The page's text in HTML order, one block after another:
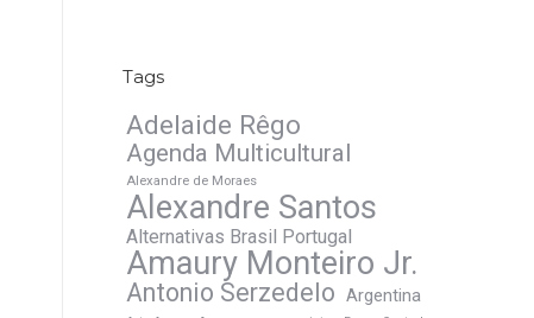
Tags
Adelaide Rêgo
Agenda Multicultural
Alexandre de Moraes
Alexandre Santos
Alternativas Brasil Portugal
Amaury Monteiro Jr.
Antonio Serzedelo Argentina